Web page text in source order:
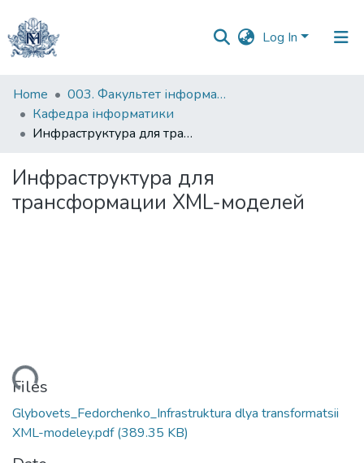
Log In
Communities
&
Collections
Statistics
Home
003. Факультет інформатики
Кафедра інформатики
Инфраструктура для трансформации XML-моделей
Инфраструктура для
трансформации XML-моделей
Files
Glybovets_Fedorchenko_Infrastruktura dlya transformatsii
XML-modeley.pdf(389.35 KB)